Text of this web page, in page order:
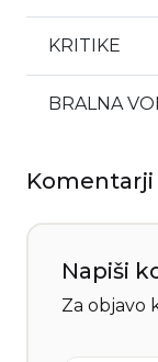
KRITIKE
BRALNA
Komentarji
Napiši
Za objavo